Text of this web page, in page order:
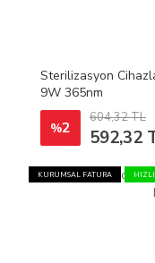
Sterilizasyon
9W 365nm
%2
604,32 TL
592,32
KURUMSAL FATURA HIZLI